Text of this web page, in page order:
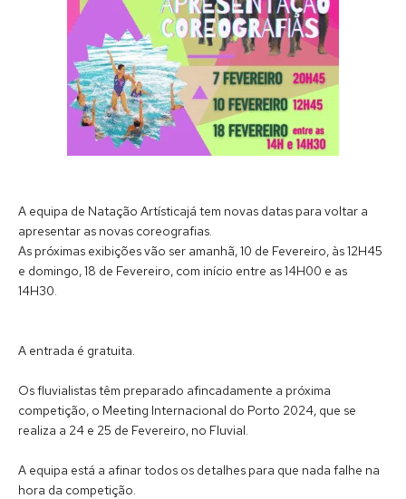
A equipa de Natação Artísticajá tem novas datas para voltar a
apresentar as novas coreografias.
As próximas exibições vão ser amanhã, 10 de Fevereiro, às 12H45
e domingo, 18 de Fevereiro, com início entre as 14H00 e as
14H30.
A entrada é gratuita.
Os fluvialistas têm preparado afincadamente a próxima
competição, o Meeting Internacional do Porto 2024, que se
realiza a 24 e 25 de Fevereiro, no Fluvial.
A equipa está a afinar todos os detalhes para que nada falhe na
hora da competição.